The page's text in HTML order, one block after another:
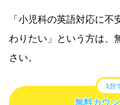
「小児科の英語対応に
わりたい」という方は、
さい。
1分
無料カウ